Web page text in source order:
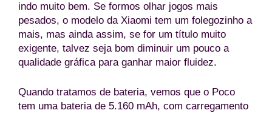
indo muito bem. Se formos olhar jogos mais
pesados, o modelo da Xiaomi tem um folegozinho a
mais, mas ainda assim, se for um título muito
exigente, talvez seja bom diminuir um pouco a
qualidade gráfica para ganhar maior fluidez.
Quando tratamos de bateria, vemos que o Poco
tem uma bateria de 5.160 mAh, com carregamento